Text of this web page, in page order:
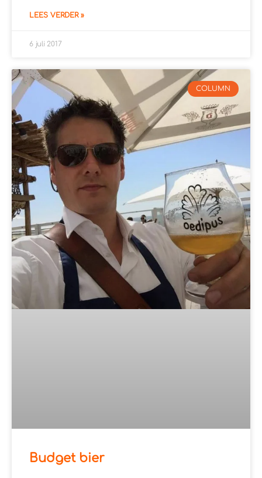
LEES VERDER »
6 juli 2017
COLUMN
Budget bier